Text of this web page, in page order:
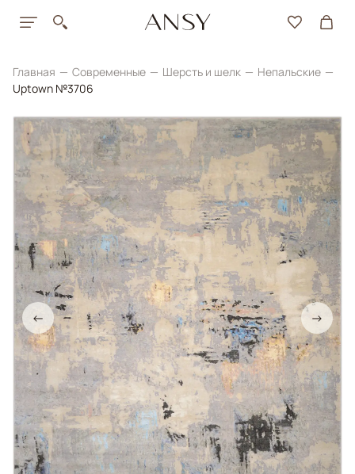
Главная Современные Шерсть и шелк
Непальские
Uptown №3706
← →